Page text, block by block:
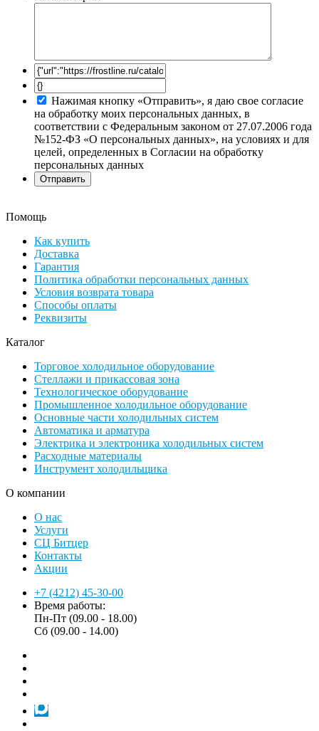
Нажимая кнопку «Отправить», я даю свое согласие
на обработку моих персональных данных, в
соответствии с Федеральным законом от 27.07.2006 года
№152-ФЗ «О персональных данных», на условиях и для
целей, определенных в Согласии на обработку
персональных данных
Помощь
Как купить
Доставка
Гарантия
Политика обработки персональных данных
Условия возврата товара
Способы оплаты
Реквизиты
Каталог
Торговое холодильное оборудование
Стеллажи и прикассовая зона
Технологическое оборудование
Промышленное холодильное оборудование
Основные части холодильных систем
Автоматика и арматура
Электрика и электроника холодильных систем
Расходные материалы
Инструмент холодильщика
О компании
О нас
Услуги
СЦ Битцер
Контакты
Акции
+7 (4212) 45-30-00
Время работы:
Пн-Пт (09.00 - 18.00)
Сб (09.00 - 14.00)